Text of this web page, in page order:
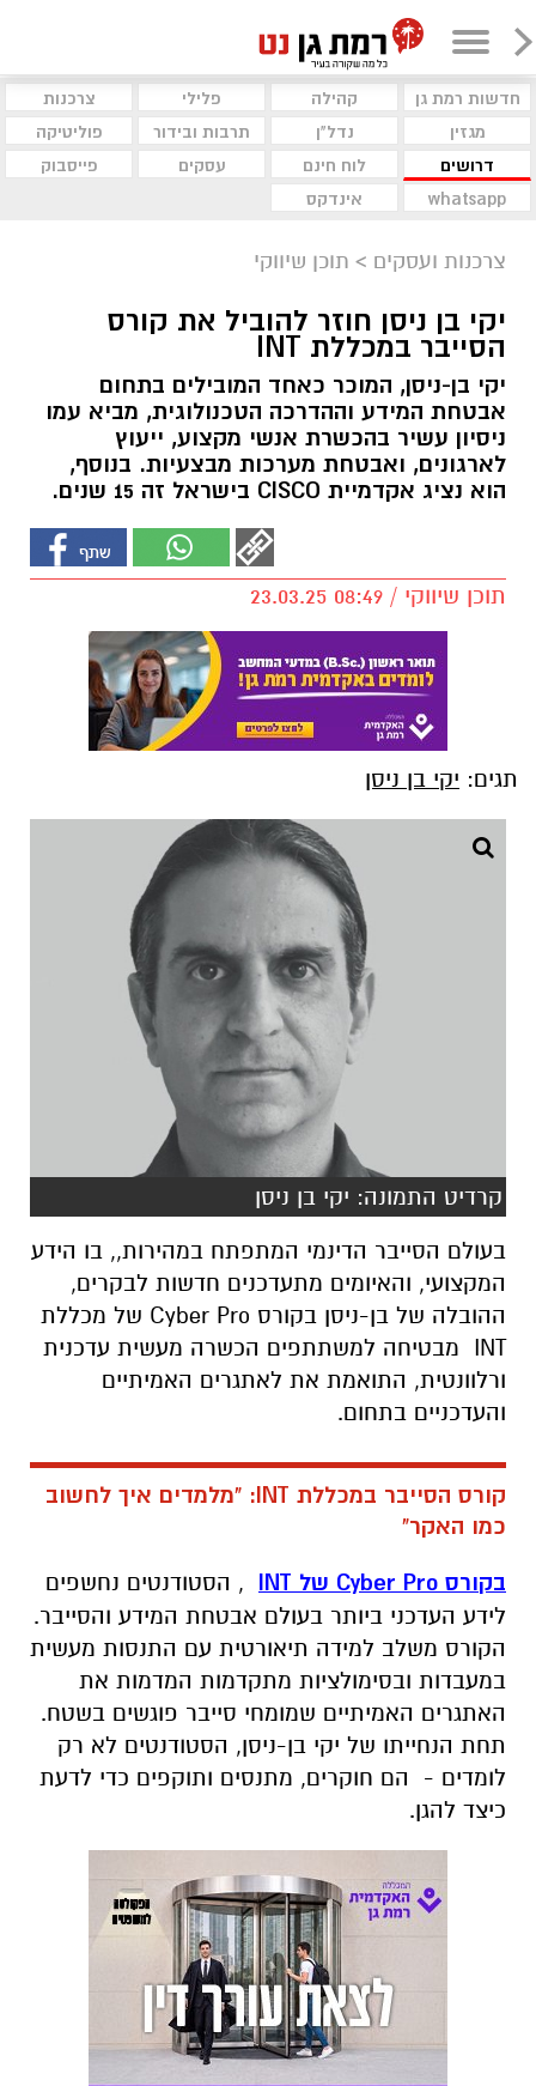
חדשות רמת גן קהילה פלילי
צרכנות
מגזין
נדל"ן תרבות ובידור
פוליטיקה
דרושים
לוח חינם עסקים
פייסבוק
whatsapp
אינדקס
צרכנות ועסקים > תוכן שיווקי
יקי בן ניסן חוזר להוביל את קורס
הסייבר במכללת INT
יקי בן-ניסן, המוכר כאחד המובילים בתחום
אבטחת המידע וההדרכה הטכנולוגית, מביא עמו
ניסיון עשיר בהכשרת אנשי מקצוע, ייעוץ
לארגונים, ואבטחת מערכות מבצעיות. בנוסף,
הוא נציג אקדמיית CISCO בישראל זה 15 שנים.
תוכן שיווקי / 08:49 23.03.25
תגים: יקי בן ניסן
קרדיט התמונה: יקי בן ניסן
בעולם הסייבר הדינמי המתפתח במהירות,, בו הידע
המקצועי, והאיומים מתעדכנים חדשות לבקרים,
ההובלה של בן-ניסן בקורס Cyber Pro של מכללת
INT מבטיחה למשתתפים הכשרה מעשית עדכנית
ורלוונטית, התואמת את לאתגרים האמיתיים
והעדכניים בתחום.
קורס הסייבר במכללת INT: "מלמדים איך לחשוב
כמו האקר"
בקורס Cyber Pro של INT
, הסטודנטים נחשפים
לידע העדכני ביותר בעולם אבטחת המידע והסייבר.
הקורס משלב למידה תיאורטית עם התנסות מעשית
במעבדות ובסימולציות מתקדמות המדמות את
האתגרים האמיתיים שמומחי סייבר פוגשים בשטח.
תחת הנחייתו של יקי בן-ניסן, הסטודנטים לא רק
לומדים - הם חוקרים, מתנסים ותוקפים כדי לדעת
כיצד להגן.